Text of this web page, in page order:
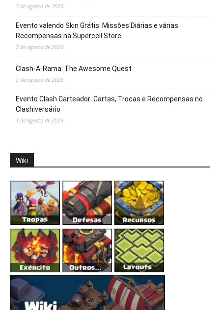
3 de agosto de 2026
Evento valendo Skin Grátis: Missões Diárias e várias
Recompensas na Supercell Store
3 de agosto de 2026
Clash-A-Rama: The Awesome Quest
2 de agosto de 2026
Evento Clash Carteador: Cartas, Trocas e Recompensas no
Clashiversário
1 de agosto de 2026
Wiki